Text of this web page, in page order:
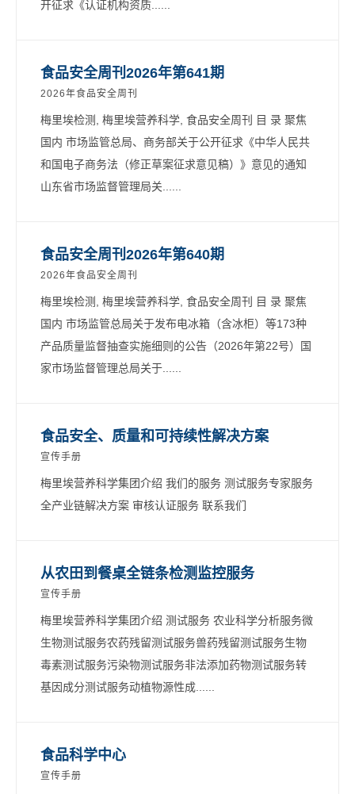
开征求《认证机构资质......
食品安全周刊2026年第641期
2026年食品安全周刊
梅里埃检测, 梅里埃营养科学, 食品安全周刊 目 录 聚焦
国内 市场监管总局、商务部关于公开征求《中华人民共
和国电子商务法（修正草案征求意见稿）》意见的通知
山东省市场监督管理局关......
食品安全周刊2026年第640期
2026年食品安全周刊
梅里埃检测, 梅里埃营养科学, 食品安全周刊 目 录 聚焦
国内 市场监管总局关于发布电冰箱（含冰柜）等173种
产品质量监督抽查实施细则的公告（2026年第22号）国
家市场监督管理总局关于......
食品安全、质量和可持续性解决方案
宣传手册
梅里埃营养科学集团介绍 我们的服务 测试服务专家服务
全产业链解决方案 审核认证服务 联系我们
从农田到餐桌全链条检测监控服务
宣传手册
梅里埃营养科学集团介绍 测试服务 农业科学分析服务微
生物测试服务农药残留测试服务兽药残留测试服务生物
毒素测试服务污染物测试服务非法添加药物测试服务转
基因成分测试服务动植物源性成......
食品科学中心
宣传手册